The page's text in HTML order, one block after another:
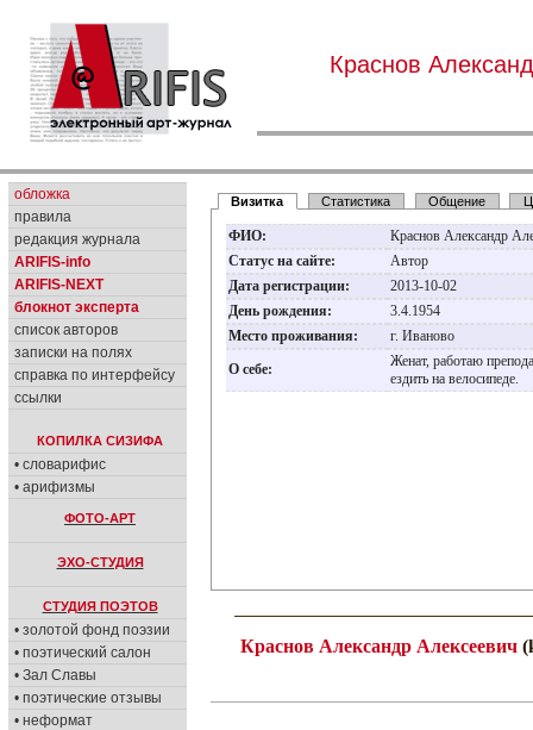
Краснов
обложка
правила
редакция журнала
ARIFIS-info
ARIFIS-NEXT
блокнот эксперта
список авторов
записки на полях
справка по интерфейсу
ссылки
КОПИЛКА СИЗИФА
• словарифис
• арифизмы
ФОТО-АРТ
ЭХО-СТУДИЯ
СТУДИЯ ПОЭТОВ
• золотой фонд поэзии
• поэтический салон
• Зал Славы
• поэтические отзывы
• неформат
Визитка Статистика Общение
ФИО:
Краснов Александр
Статус на сайте:
Автор
Дата регистрации:
2013-10-02
День рождения:
3.4.1954
Место проживания:
г. Иваново
О себе:
Женат, работаю
ездить на велосипеде.
Краснов Александр Алексеевич